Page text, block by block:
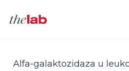
Alfa-galaktozidaza u